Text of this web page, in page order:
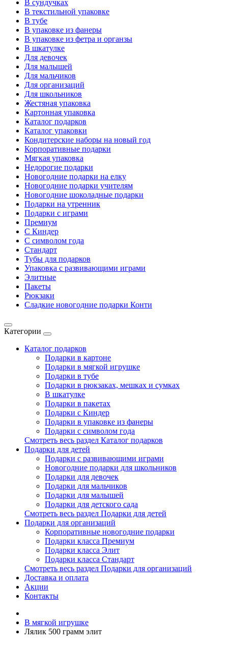
В сундучках
В текстильной упаковке
В тубе
В упаковке из фанеры
В упаковке из фетра и органзы
В шкатулке
Для девочек
Для малышей
Для мальчиков
Для организаций
Для школьников
Жестяная упаковка
Картонная упаковка
Каталог подарков
Каталог упаковки
Кондитерские наборы на новый год
Корпоративные подарки
Мягкая упаковка
Недорогие подарки
Новогодние подарки на елку
Новогодние подарки учителям
Новогодние шоколадные подарки
Подарки на утренник
Подарки с играми
Премиум
С Киндер
С символом года
Стандарт
Тубы для подарков
Упаковка с развивающими играми
Элитные
Пакеты
Рюкзаки
Сладкие новогодние подарки Конти
Категории
Каталог подарков
Подарки в картоне
Подарки в мягкой игрушке
Подарки в тубе
Подарки в рюкзаках, мешках и сумках
В шкатулке
Подарки в пакетах
Подарки с Киндер
Подарки в упаковке из фанеры
Подарки с символом года
Смотреть весь раздел Каталог подарков
Подарки для детей
Подарки с развивающими играми
Новогодние подарки для школьников
Подарки для девочек
Подарки для мальчиков
Подарки для малышей
Подарки для детского сада
Смотреть весь раздел Подарки для детей
Подарки для организаций
Корпоративные новогодние подарки
Подарки класса Премиум
Подарки класса Элит
Подарки класса Стандарт
Смотреть весь раздел Подарки для организаций
Доставка и оплата
Акции
Контакты
В мягкой игрушке
Лялик 500 грамм элит